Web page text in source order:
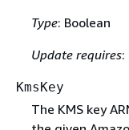
Type: Boolean
Update requires:
KmsKey
The KMS key